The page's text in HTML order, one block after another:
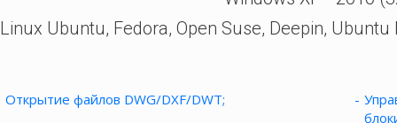
Linux Ubuntu, Fedora, Open Suse, Deepin, Ubuntu
Открытие файлов DWG/DXF/DWT;